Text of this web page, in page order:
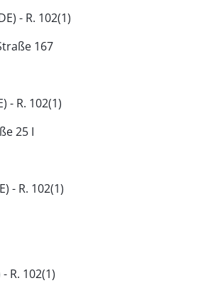
- R. 102(1)
167
- R. 102(1)
25 I
- R. 102(1)
R. 102(1)